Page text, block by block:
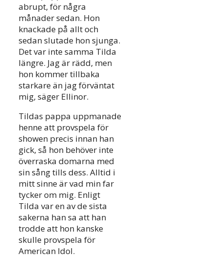
abrupt, för några
månader sedan. Hon
knackade på allt och
sedan slutade hon sjunga.
Det var inte samma Tilda
längre. Jag är rädd, men
hon kommer tillbaka
starkare än jag förväntat
mig, säger Ellinor.
Tildas pappa uppmanade
henne att provspela för
showen precis innan han
gick, så hon behöver inte
överraska domarna med
sin sång tills dess. Alltid i
mitt sinne är vad min far
tycker om mig. Enligt
Tilda var en av de sista
sakerna han sa att han
trodde att hon kanske
skulle provspela för
American Idol.